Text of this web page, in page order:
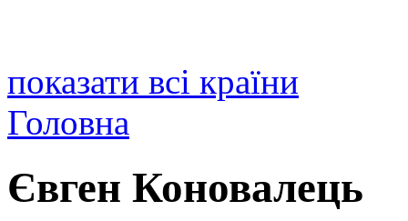
показати всі країни
Головна
Євген Коновалець